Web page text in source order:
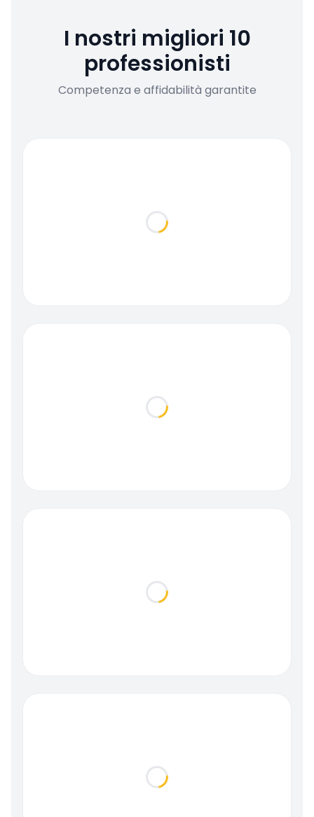
I nostri migliori 10
professionisti
Competenza e affidabilità garantite
Loading...
Loading...
Loading...
Loading...